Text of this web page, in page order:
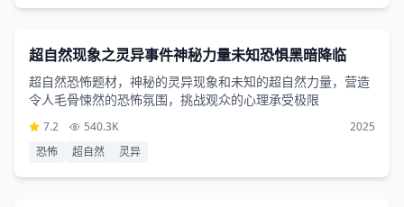
1小时39分钟
恐怖片
超自然现象之灵异事件神秘力量未知恐惧黑暗降临
超自然恐怖题材，神秘的灵异现象和未知的超自然力量，营造
令人毛骨悚然的恐怖氛围，挑战观众的心理承受极限
7.2 540.3K
2025
恐怖
超自然 灵异
剧情片